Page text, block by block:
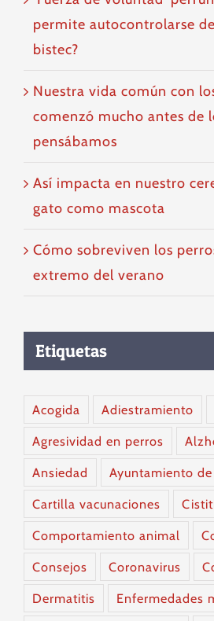
permite autocontrolarse
bistec?
Nuestra vida común con
comenzó mucho antes de
pensábamos
Así impacta en nuestro
gato como mascota
Cómo sobreviven los
extremo del verano
Etiquetas
Acogida Adiestramiento
Agresividad en perros
Ansiedad
Ayuntamiento
Cartilla vacunaciones
Comportamiento animal
Consejos
Coronavirus
Dermatitis
Enfermedades